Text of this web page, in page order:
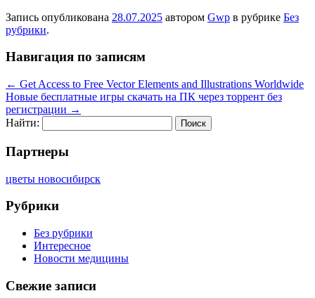
Запись опубликована 28.07.2025 автором Gwp в рубрике Без
рубрики.
Навигация по записям
← Get Access to Free Vector Elements and Illustrations Worldwide
Новые бесплатные игры скачать на ПК через торрент без
регистрации →
Найти:
Партнеры
цветы новосибирск
Рубрики
Без рубрики
Интересное
Новости медицины
Свежие записи